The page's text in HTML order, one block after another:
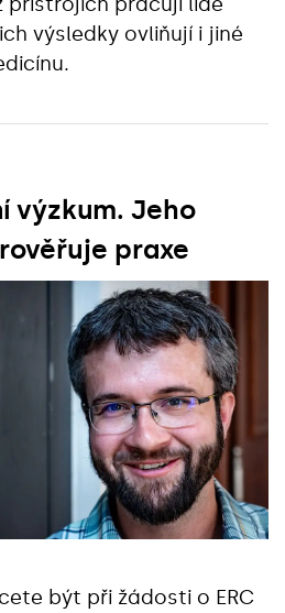
výsledky ovliňují i jiné
výzkum. Jeho
praxe
být při žádosti o ERC